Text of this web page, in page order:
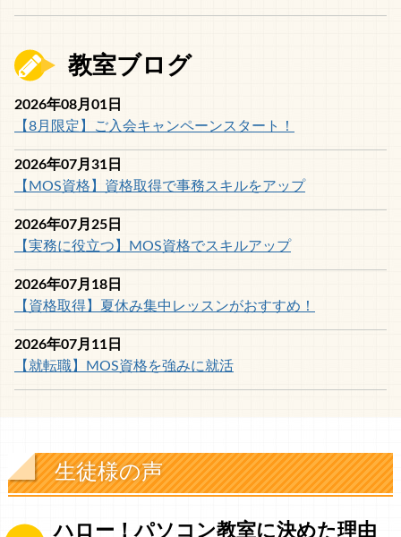
教室ブログ
2026年08月01日
【8月限定】ご入会キャンペーンスタート！
2026年07月31日
【MOS資格】資格取得で事務スキルをアップ
2026年07月25日
【実務に役立つ】MOS資格でスキルアップ
2026年07月18日
【資格取得】夏休み集中レッスンがおすすめ！
2026年07月11日
【就転職】MOS資格を強みに就活
生徒様の声
ハロー！パソコン教室に決めた理由